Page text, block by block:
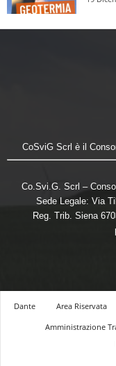
CoSviG Scrl è il
Co.Svi.G. Scrl –
Sede Legale: Via
Reg. Trib. Siena
Dante Area Riservata
Amministrazione